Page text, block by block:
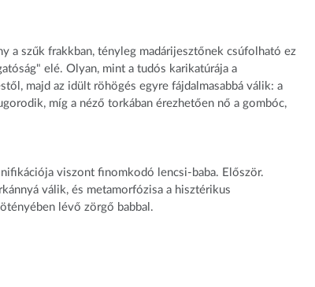
a szűk frakkban, tényleg madárijesztőnek csúfolható ez
elé. Olyan, mint a tudós karikatúrája a
majd az idült röhögés egyre fájdalmasabbá válik: a
míg a néző torkában érezhetően nő a gombóc,
viszont finomkodó lencsi-baba. Először.
válik, és metamorfózisa a hisztérikus
lévő zörgő babbal.